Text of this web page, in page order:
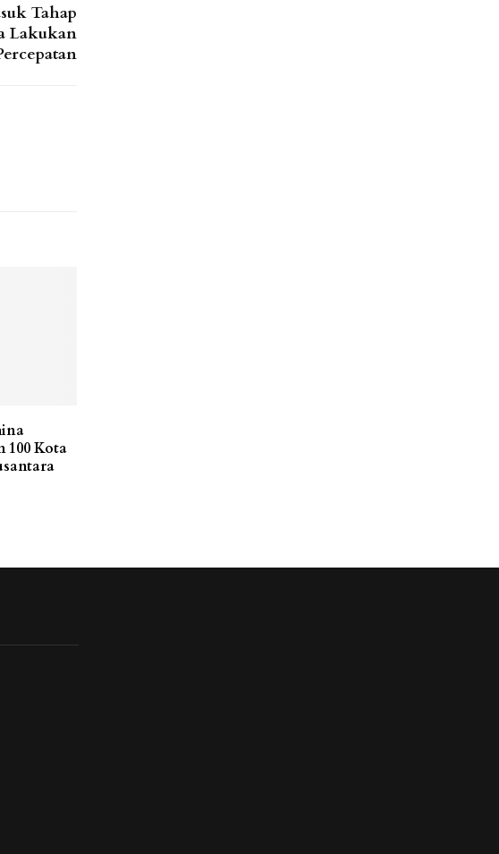
Tahap
Lakukan
100 Kota